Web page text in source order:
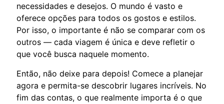
necessidades e desejos. O mundo é vasto e
oferece opções para todos os gostos e estilos.
Por isso, o importante é não se comparar com os
outros — cada viagem é única e deve refletir o
que você busca naquele momento.
Então, não deixe para depois! Comece a planejar
agora e permita-se descobrir lugares incríveis. No
fim das contas, o que realmente importa é o que